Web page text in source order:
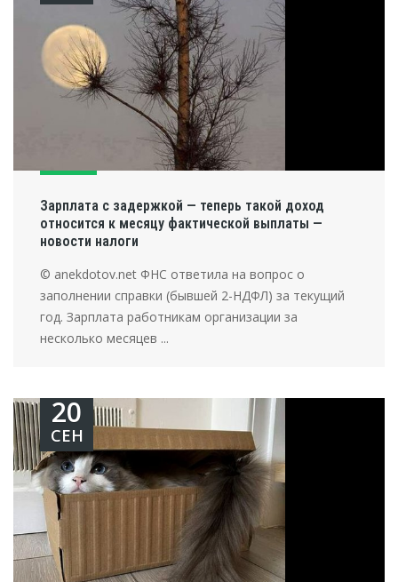
Зарплата с задержкой — теперь такой доход
относится к месяцу фактической выплаты —
новости налоги
© anekdotov.net ФНС ответила на вопрос о
заполнении справки (бывшей 2-НДФЛ) за текущий
год. Зарплата работникам организации за
несколько месяцев ...
20
СЕН